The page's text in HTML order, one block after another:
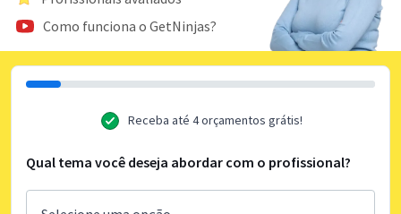
Como funciona o GetNinjas?
Receba até 4 orçamentos grátis!
Qual tema você deseja abordar com o profissional?